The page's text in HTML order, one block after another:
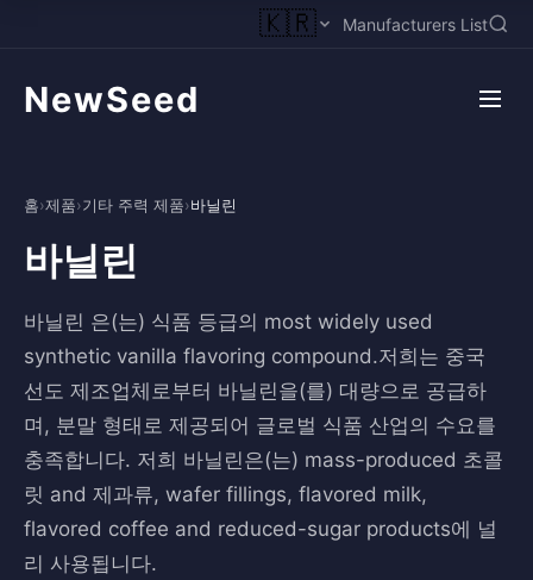
🇰🇷 Manufacturers List
NewSeed
홈›제품›기타 주력 제품›바닐린
바닐린
바닐린 은(는) 식품 등급의 most widely used
synthetic vanilla flavoring compound.저희는 중국
선도 제조업체로부터 바닐린을(를) 대량으로 공급하
며, 분말 형태로 제공되어 글로벌 식품 산업의 수요를
충족합니다. 저희 바닐린은(는) mass-produced 초콜
릿 and 제과류, wafer fillings, flavored milk,
flavored coffee and reduced-sugar products에 널
리 사용됩니다.